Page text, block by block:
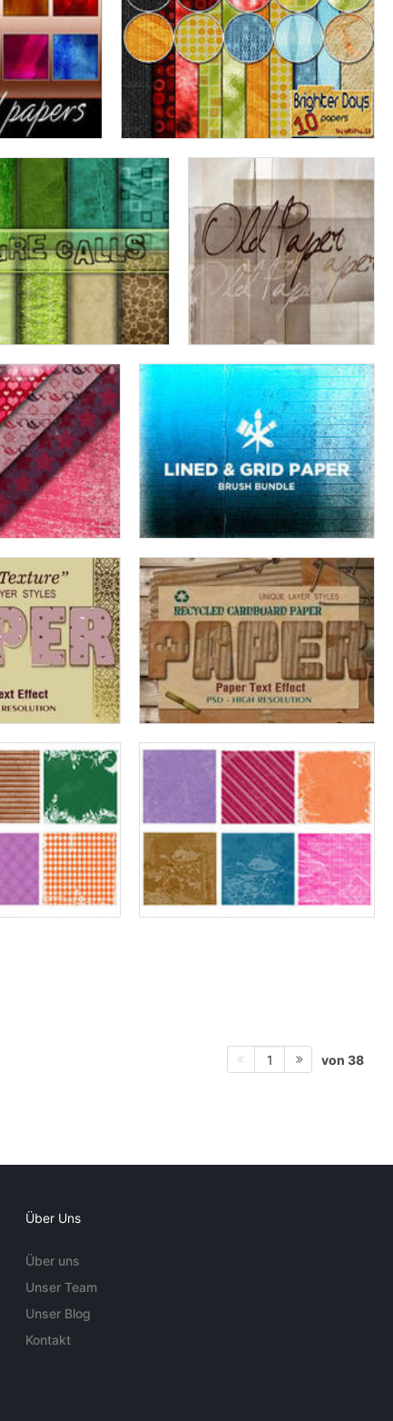
1 von 38
Über Uns
Über uns
Unser Team
Unser Blog
Kontakt